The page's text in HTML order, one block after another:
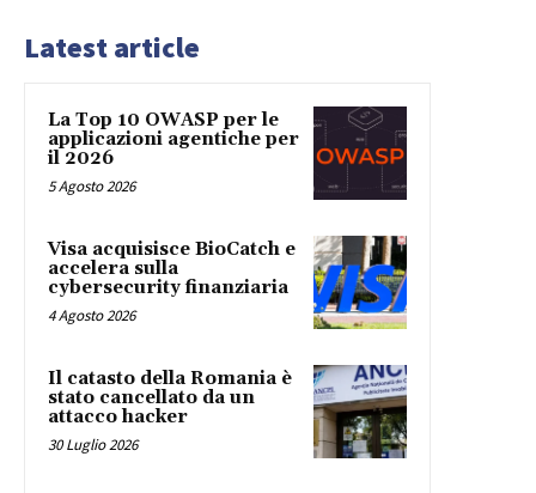
Latest article
La Top 10 OWASP per le
applicazioni agentiche per
il 2026
5 Agosto 2026
Visa acquisisce BioCatch e
accelera sulla
cybersecurity finanziaria
4 Agosto 2026
Il catasto della Romania è
stato cancellato da un
attacco hacker
30 Luglio 2026